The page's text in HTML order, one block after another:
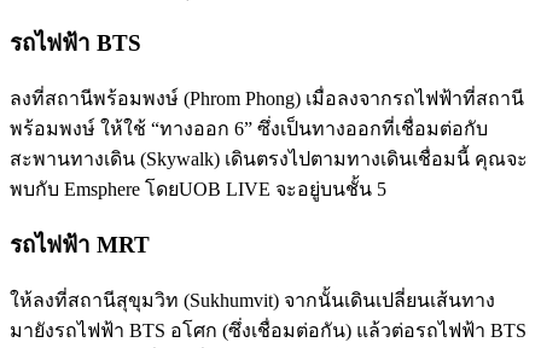
รถไฟฟ้า BTS
ลงที่สถานีพร้อมพงษ์ (Phrom Phong) เมื่อลงจากรถไฟฟ้าที่สถานี
พร้อมพงษ์ ให้ใช้ “ทางออก 6” ซึ่งเป็นทางออกที่เชื่อมต่อกับ
สะพานทางเดิน (Skywalk) เดินตรงไปตามทางเดินเชื่อมนี้ คุณจะ
พบกับ Emsphere โดยUOB LIVE จะอยู่บนชั้น 5
รถไฟฟ้า MRT
ให้ลงที่สถานีสุขุมวิท (Sukhumvit) จากนั้นเดินเปลี่ยนเส้นทาง
มายังรถไฟฟ้า BTS อโศก (ซึ่งเชื่อมต่อกัน) แล้วต่อรถไฟฟ้า BTS